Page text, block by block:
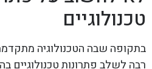
טכנולוגיים
בתקופה שבה הטכנולוגיה
רבה לשלב פתרונות טכנולוגיים